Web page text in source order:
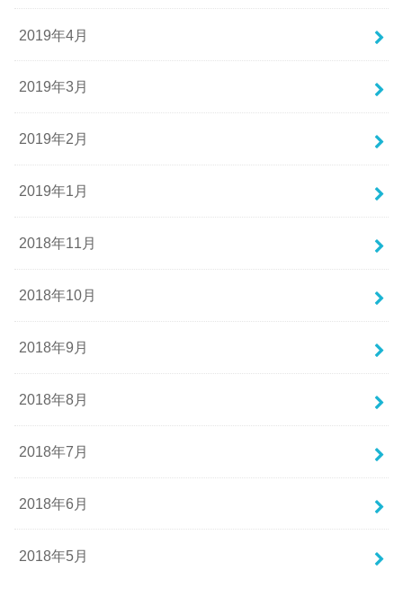
2019年4月
2019年3月
2019年2月
2019年1月
2018年11月
2018年10月
2018年9月
2018年8月
2018年7月
2018年6月
2018年5月